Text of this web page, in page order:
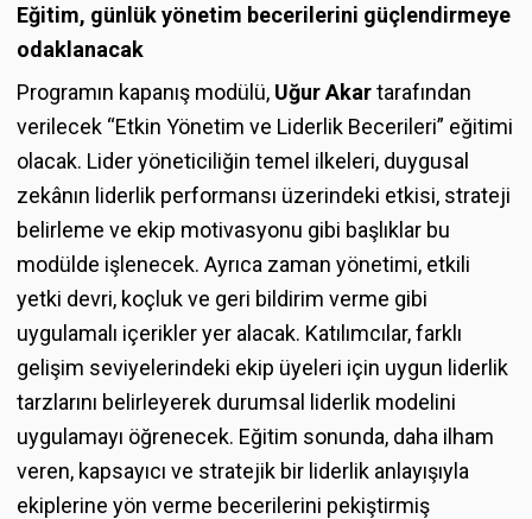
Eğitim, günlük yönetim becerilerini güçlendirmeye
odaklanacak
Programın kapanış modülü, Uğur Akartarafından
verilecek “Etkin Yönetim ve Liderlik Becerileri” eğitimi
olacak. Lider yöneticiliğin temel ilkeleri, duygusal
zekânın liderlik performansı üzerindeki etkisi, strateji
belirleme ve ekip motivasyonu gibi başlıklar bu
modülde işlenecek. Ayrıca zaman yönetimi, etkili
yetki devri, koçluk ve geri bildirim verme gibi
uygulamalı içerikler yer alacak. Katılımcılar, farklı
gelişim seviyelerindeki ekip üyeleri için uygun liderlik
tarzlarını belirleyerek durumsal liderlik modelini
uygulamayı öğrenecek. Eğitim sonunda, daha ilham
veren, kapsayıcı ve stratejik bir liderlik anlayışıyla
ekiplerine yön verme becerilerini pekiştirmiş